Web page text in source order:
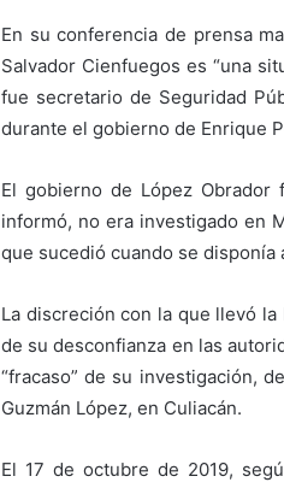
En su conferencia de prensa
Salvador Cienfuegos es “una
fue secretario de Seguridad
durante el gobierno de Enrique
El gobierno de López
informó, no era investigado en
que sucedió cuando se disponía
La discreción con la que llevó
de su desconfianza en las
“fracaso” de su investigación,
Guzmán López, en Culiacán.
El 17 de octubre de 2019,